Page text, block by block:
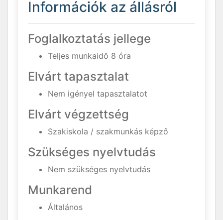
Információk az állásról
Foglalkoztatás jellege
Teljes munkaidő 8 óra
Elvárt tapasztalat
Nem igényel tapasztalatot
Elvárt végzettség
Szakiskola / szakmunkás képző
Szükséges nyelvtudás
Nem szükséges nyelvtudás
Munkarend
Általános